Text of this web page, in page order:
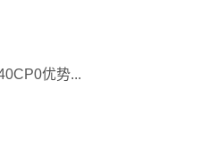
优势...